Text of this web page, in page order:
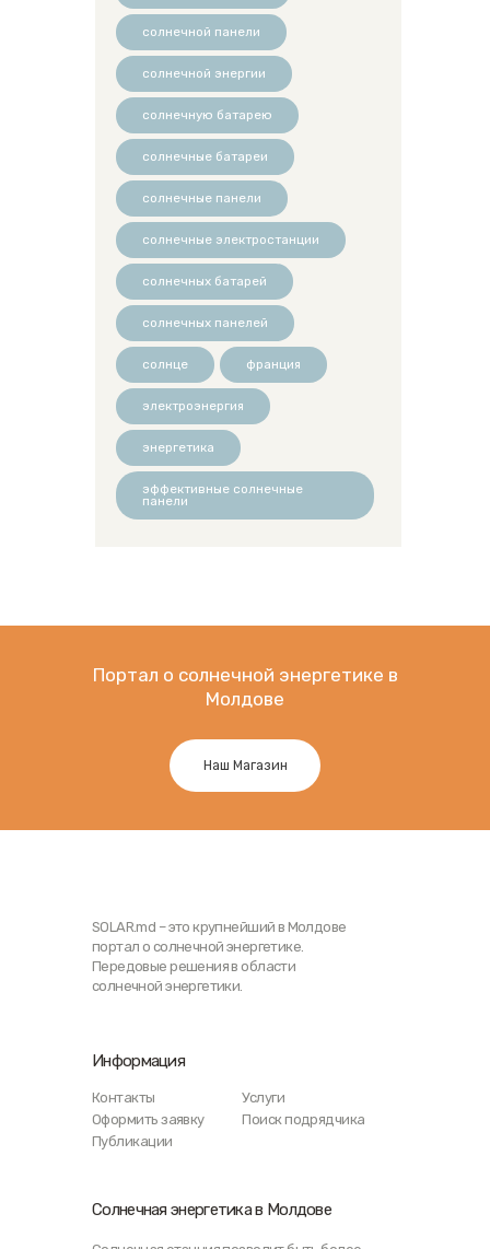
солнечной панели
солнечной энергии
солнечную батарею
солнечные батареи
солнечные панели
солнечные электростанции
солнечных батарей
солнечных панелей
солнце франция
электроэнергия
энергетика
эффективные солнечные
панели
Портал о солнечной энергетике в
Молдове
Наш Магазин
SOLAR.md – это крупнейший в Молдове
портал о солнечной энергетике.
Передовые решения в области
солнечной энергетики.
Информация
Контакты
Услуги
Оформить заявку
Поиск подрядчика
Публикации
Солнечная энергетика в Молдове